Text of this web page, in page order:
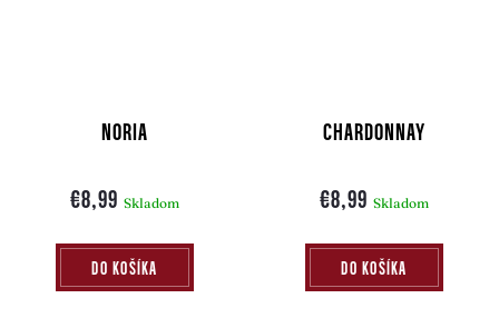
NORIA
€8,99 Skladom
DO KOŠÍKA
CHARDONNAY
€8,99 Skladom
DO KOŠÍKA